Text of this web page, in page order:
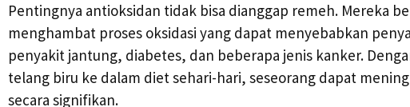
Pentingnya antioksidan tidak bisa dianggap remeh. Mereka
menghambat proses oksidasi yang dapat menyebabkan
penyakit jantung, diabetes, dan beberapa jenis kanker.
telang biru ke dalam diet sehari-hari, seseorang dapat
secara signifikan.